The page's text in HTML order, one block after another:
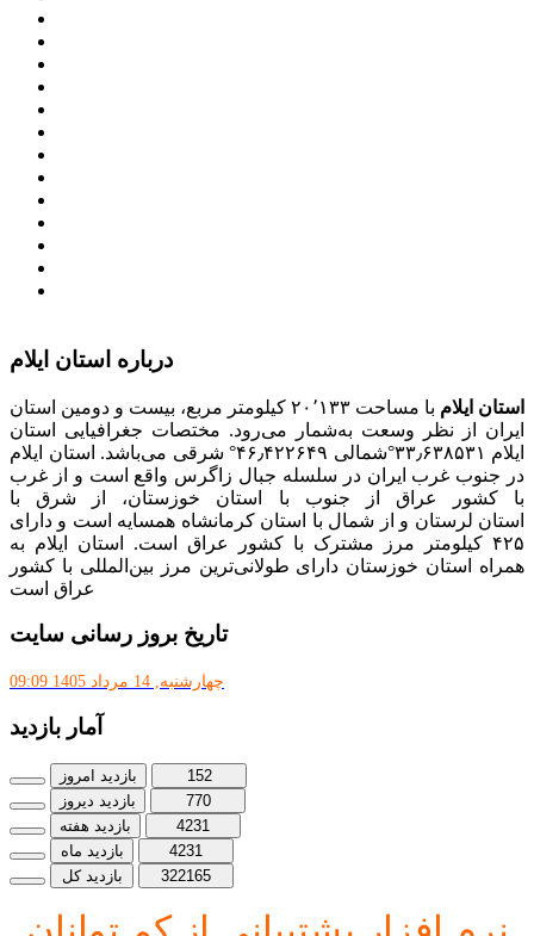
درباره استان ایلام
استان ایلام
با مساحت ۲۰٬۱۳۳ کیلومتر مربع، بیست و دومین استان
ایران از نظر وسعت به‌شمار می‌رود. مختصات جغرافیایی استان
ایلام ۳۳٫۶۳۸۵۳۱°شمالی ۴۶٫۴۲۲۶۴۹° شرقی می‌باشد. استان ایلام
در جنوب غرب ایران در سلسله جبال زاگرس واقع است و از غرب
با کشور عراق از جنوب با استان خوزستان، از شرق با
استان لرستان و از شمال با استان کرمانشاه همسایه است و دارای
۴۲۵ کیلومتر مرز مشترک با کشور عراق است. استان ایلام به
همراه استان خوزستان دارای طولانی‌ترین مرز بین‌المللی با کشور
عراق است
تاریخ بروز رسانی سایت
چهارشنبه, 14 مرداد 1405 09:09
آمار بازدید
بازدید امروز
152
بازدید دیروز
770
بازدید هفته
4231
بازدید ماه
4231
بازدید کل
322165